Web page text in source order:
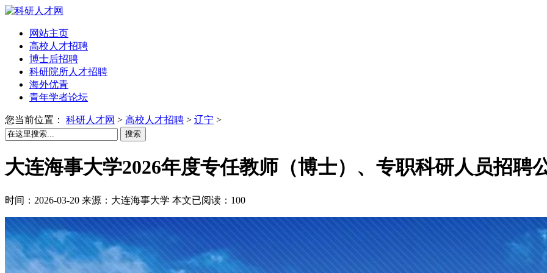
网站主页
高校人才招聘
博士后招聘
科研院所人才招聘
海外优青
青年学者论坛
您当前位置： 科研人才网 > 高校人才招聘 > 辽宁 >
搜索
大连海事大学2026年度专任教师（博士）、专职科研人员招聘
时间：2026-03-20 来源：大连海事大学 本文已阅读：100